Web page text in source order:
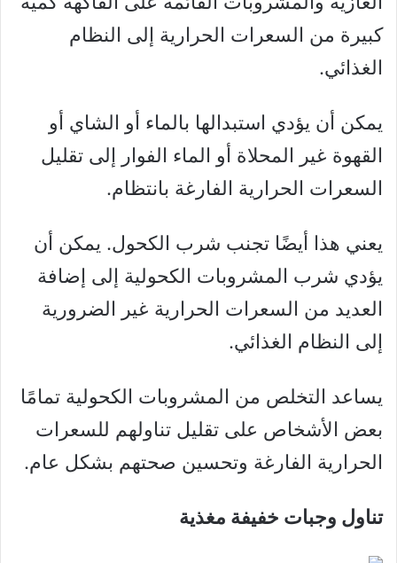
كبيرة من السعرات الحرارية إلى النظام
الغذائي.
يمكن أن يؤدي استبدالها بالماء أو الشاي أو
القهوة غير المحلاة أو الماء الفوار إلى تقليل
السعرات الحرارية الفارغة بانتظام.
يعني هذا أيضًا تجنب شرب الكحول. يمكن أن
يؤدي شرب المشروبات الكحولية إلى إضافة
العديد من السعرات الحرارية غير الضرورية
إلى النظام الغذائي.
يساعد التخلص من المشروبات الكحولية تمامًا
بعض الأشخاص على تقليل تناولهم للسعرات
الحرارية الفارغة وتحسين صحتهم بشكل عام.
تناول وجبات خفيفة مغذية